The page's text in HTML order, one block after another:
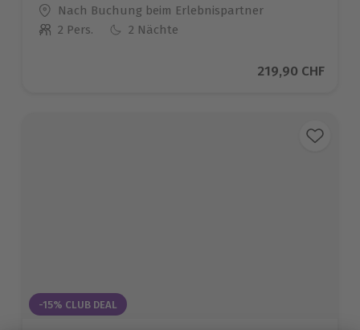
Standort
Nach Buchung beim Erlebnispartner
Anzahl der Teilnehmer
2 Pers. 2 Nächte
Aktueller Preis
219,90 CHF
-15% CLUB DEAL